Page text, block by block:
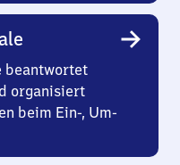
beantwortet
organisiert
beim Ein-, Um-